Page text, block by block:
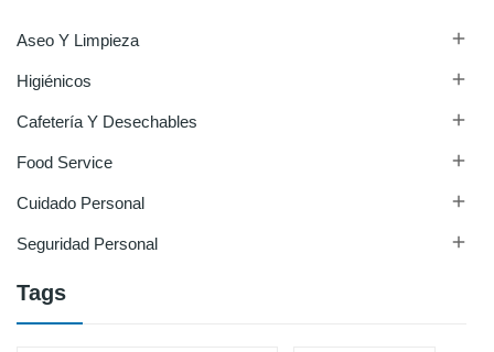
Aseo Y Limpieza 
Higiénicos 
Cafetería Y Desechables 
Food Service 
Cuidado Personal 
Seguridad Personal 
Tags